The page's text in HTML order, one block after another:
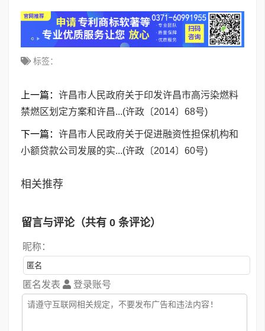
标签：
上一篇： 许昌市人民政府关于印发许昌市高污染燃料
禁燃区划定方案和许昌...(许政〔2014〕68号)
下一篇： 许昌市人民政府关于促进融资性担保机构和
小额贷款公司发展的实...(许政〔2014〕60号)
相关推荐
留言与评论（共有 0 条评论）
昵称：
匿名发表 登录账号